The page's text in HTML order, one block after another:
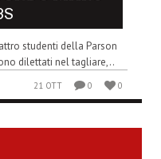
studenti della Parson
dilettati nel tagliare,..
21 OTT 0 0